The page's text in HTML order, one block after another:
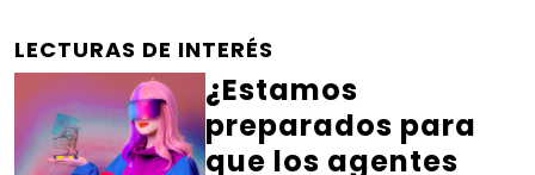
LECTURAS DE INTERÉS
¿Estamos
preparados para
que los agentes